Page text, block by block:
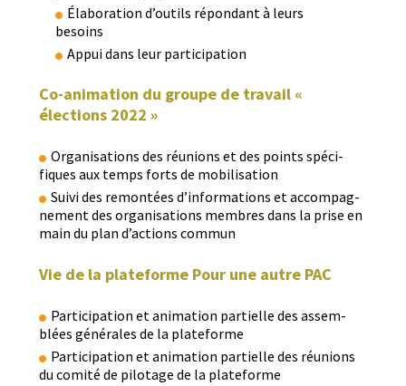
Élab­o­ra­tion d’outils répon­dant à leurs
besoins
Appui dans leur participation
Co-animation du groupe de travail «
élections 2022 »
Organ­i­sa­tions des réu­nions et des points spé­ci­
fiques aux temps forts de mobilisation
Suivi des remon­tées d’informations et accom­pa­g­
ne­ment des organ­i­sa­tions mem­bres dans la prise en
main du plan d’actions commun
Vie de la plateforme Pour une autre PAC
Par­tic­i­pa­tion et ani­ma­tion par­tielle des assem­
blées générales de la plateforme
Par­tic­i­pa­tion et ani­ma­tion par­tielle des réu­nions
du comité de pilotage de la plateforme